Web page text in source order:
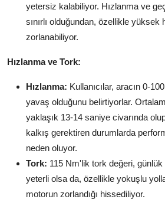
yetersiz kalabiliyor. Hızlanma ve
sınırlı olduğundan, özellikle yüksek
zorlanabiliyor.
Hızlanma ve Tork:
Hızlanma: Kullanıcılar, aracın 0-
yavaş olduğunu belirtiyorlar.
yaklaşık 13-14 saniye civarında
kalkış gerektiren durumlarda
neden oluyor.
Tork: 115 Nm'lik tork değeri,
yeterli olsa da, özellikle yokuşlu
motorun zorlandığı hissediliyor.